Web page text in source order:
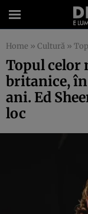
Home » Cultură » Topul
Topul celor
britanice, în
ani. Ed
loc